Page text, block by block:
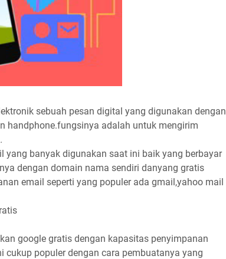
sebuah pesan digital yang digunakan dengan
handphone.fungsinya adalah untuk mengirim
yang banyak digunakan saat ini baik yang berbayar
dengan domain nama sendiri danyang gratis
email seperti yang populer ada gmail,yahoo mail
google gratis dengan kapasitas penyimpanan
cukup populer dengan cara pembuatanya yang